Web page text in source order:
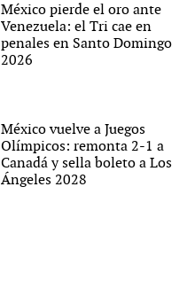
México pierde el oro ante
Venezuela: el Tri cae en
penales en Santo Domingo
2026
México vuelve a Juegos
Olímpicos: remonta 2-1 a
Canadá y sella boleto a Los
Ángeles 2028